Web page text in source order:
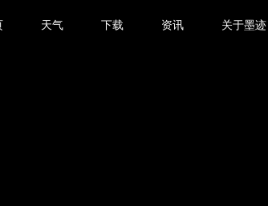
天气 下载 资讯 关于墨迹